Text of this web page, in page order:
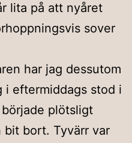
lita på att nyåret
sover
har jag dessutom
i eftermiddags stod i
plötsligt
bit bort. Tyvärr var